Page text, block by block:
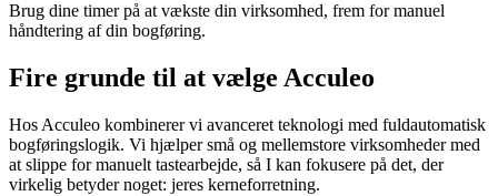
Brug dine timer på at vækste din virksomhed, frem for manuel
håndtering af din bogføring.
Fire grunde til at vælge Acculeo
Hos Acculeo kombinerer vi avanceret teknologi med fuldautomatisk
bogføringslogik. Vi hjælper små og mellemstore virksomheder med
at slippe for manuelt tastearbejde, så I kan fokusere på det, der
virkelig betyder noget: jeres kerneforretning.